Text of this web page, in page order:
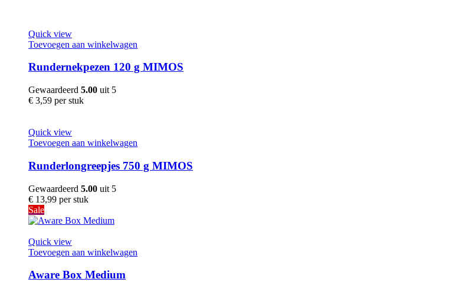
Quick view
Toevoegen aan winkelwagen
Rundernekpezen 120 g MIMOS
Gewaardeerd 5.00 uit 5
€ 3,59 per stuk
Quick view
Toevoegen aan winkelwagen
Runderlongreepjes 750 g MIMOS
Gewaardeerd 5.00 uit 5
€ 13,99 per stuk
Sale
Quick view
Toevoegen aan winkelwagen
Aware Box Medium